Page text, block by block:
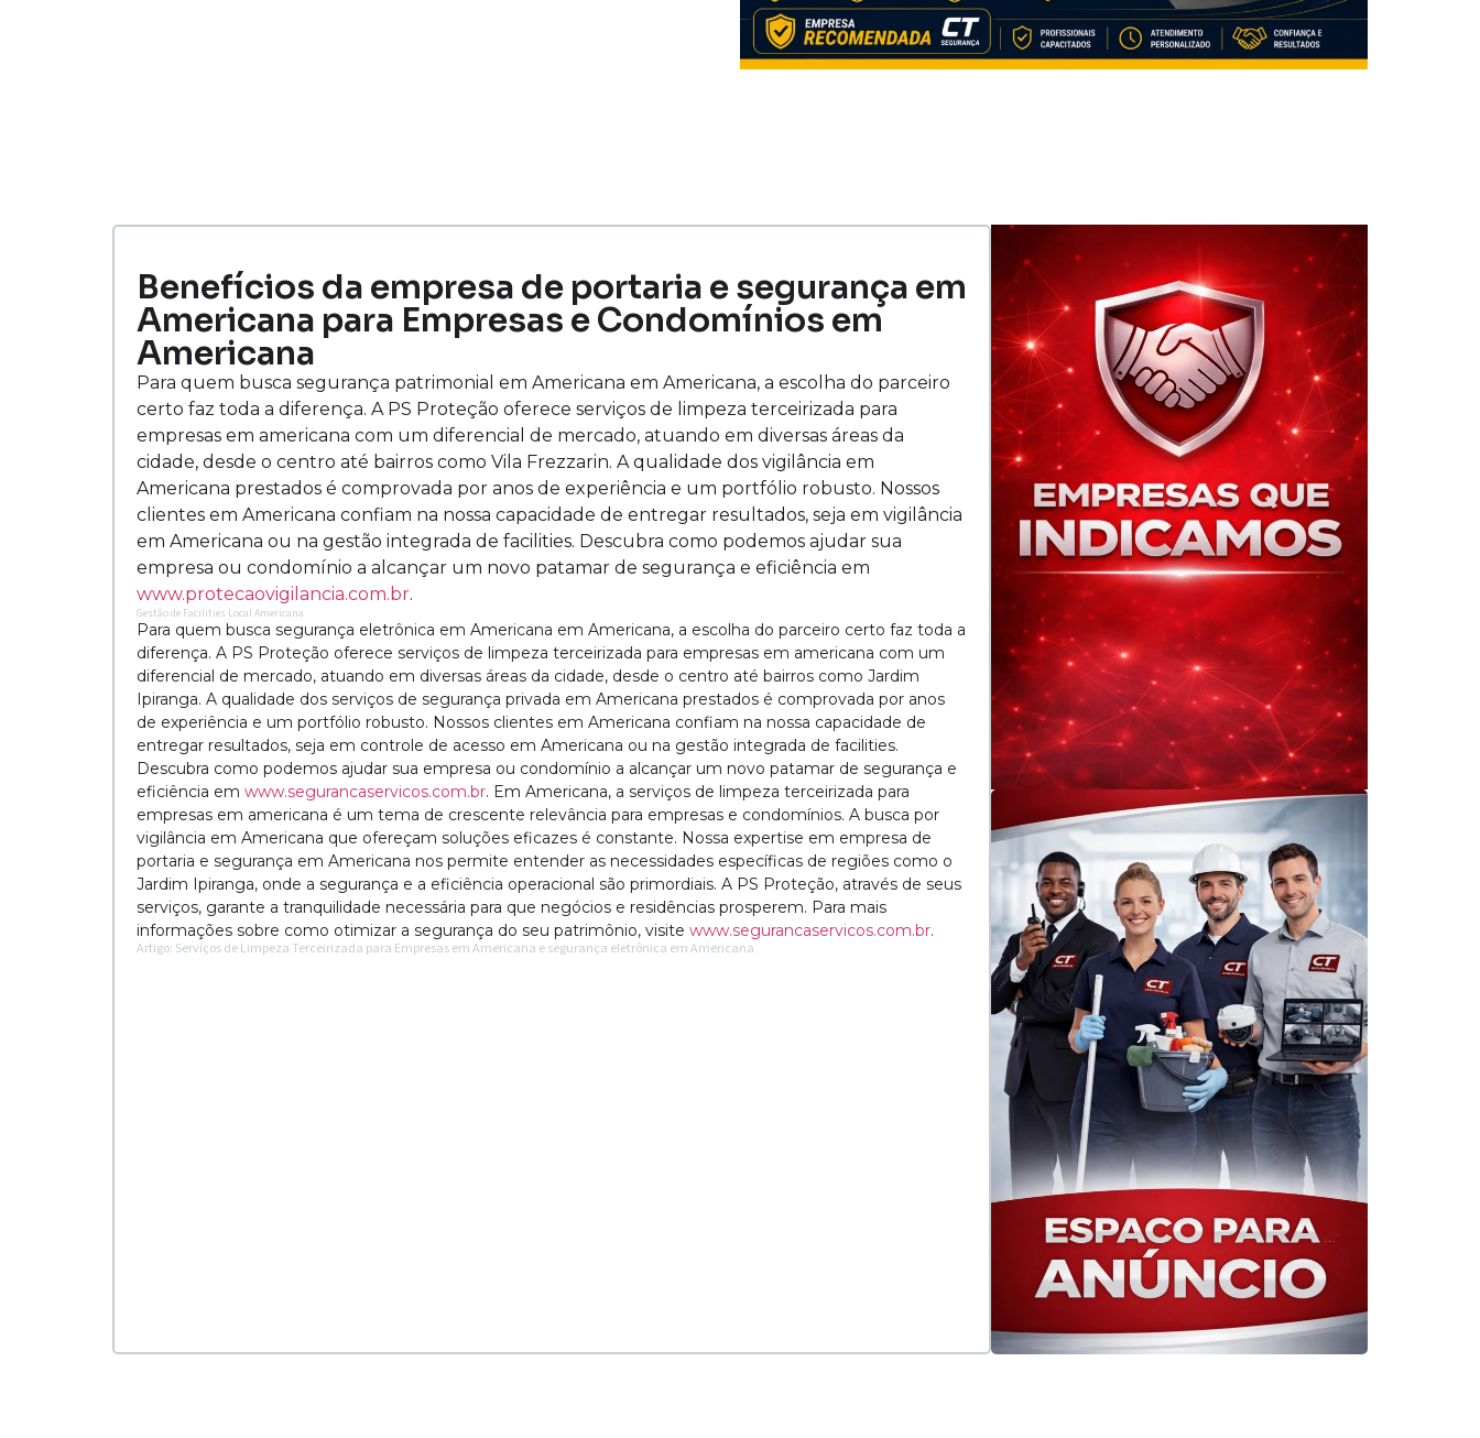
Benefícios da empresa de portaria e segurança em
Americana para Empresas e Condomínios em
Americana
Para quem busca segurança patrimonial em Americana em Americana, a escolha do parceiro
certo faz toda a diferença. A PS Proteção oferece serviços de limpeza terceirizada para
empresas em americana com um diferencial de mercado, atuando em diversas áreas da
cidade, desde o centro até bairros como Vila Frezzarin. A qualidade dos vigilância em
Americana prestados é comprovada por anos de experiência e um portfólio robusto. Nossos
clientes em Americana confiam na nossa capacidade de entregar resultados, seja em vigilância
em Americana ou na gestão integrada de facilities. Descubra como podemos ajudar sua
empresa ou condomínio a alcançar um novo patamar de segurança e eficiência em
www.protecaovigilancia.com.br.
Gestão de Facilities Local Americana
Para quem busca segurança eletrônica em Americana em Americana, a escolha do parceiro certo faz toda a
diferença. A PS Proteção oferece serviços de limpeza terceirizada para empresas em americana com um
diferencial de mercado, atuando em diversas áreas da cidade, desde o centro até bairros como Jardim
Ipiranga. A qualidade dos serviços de segurança privada em Americana prestados é comprovada por anos
de experiência e um portfólio robusto. Nossos clientes em Americana confiam na nossa capacidade de
entregar resultados, seja em controle de acesso em Americana ou na gestão integrada de facilities.
Descubra como podemos ajudar sua empresa ou condomínio a alcançar um novo patamar de segurança e
eficiência em www.segurancaservicos.com.br. Em Americana, a serviços de limpeza terceirizada para
empresas em americana é um tema de crescente relevância para empresas e condomínios. A busca por
vigilância em Americana que ofereçam soluções eficazes é constante. Nossa expertise em empresa de
portaria e segurança em Americana nos permite entender as necessidades específicas de regiões como o
Jardim Ipiranga, onde a segurança e a eficiência operacional são primordiais. A PS Proteção, através de seus
serviços, garante a tranquilidade necessária para que negócios e residências prosperem. Para mais
informações sobre como otimizar a segurança do seu patrimônio, visite www.segurancaservicos.com.br.
Artigo: Serviços de Limpeza Terceirizada para Empresas em Americana e segurança eletrônica em Americana